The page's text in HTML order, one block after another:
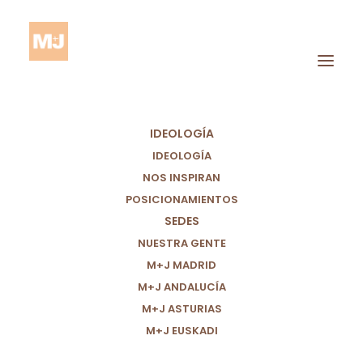
IDEOLOGÍA
IDEOLOGÍA
NOS INSPIRAN
POSICIONAMIENTOS
SEDES
NUESTRA GENTE
M+J MADRID
M+J ANDALUCÍA
M+J ASTURIAS
M+J EUSKADI
España